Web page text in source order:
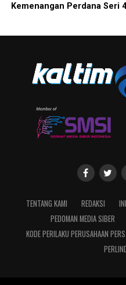
Kemenangan Perdana Seri
TENTANG KAMI REDAKSI
PEDOMAN MEDIA SIBER
KODE PERILAKU PERUSAHAAN PERS